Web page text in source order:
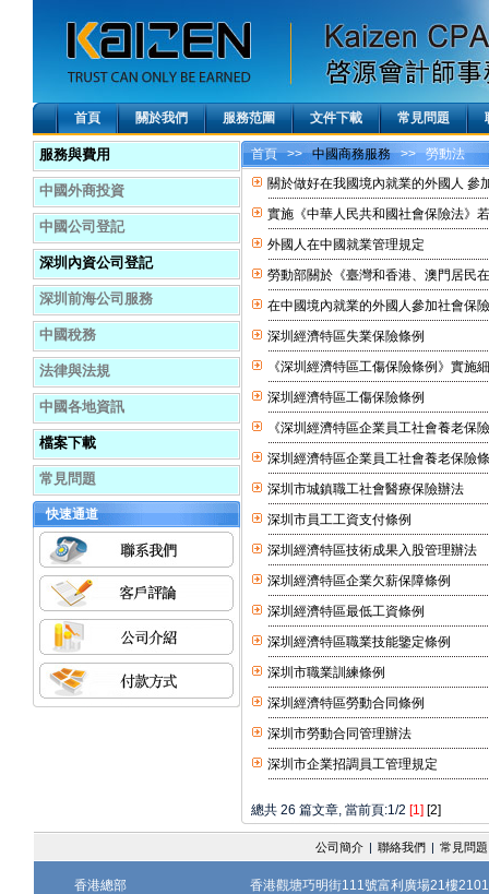
首頁 關於我們 服務范圍 文件下載 常見問題
服務與費用
中國外商投資
中國公司登記
深圳內資公司登記
深圳前海公司服務
中國稅務
法律與法規
中國各地資訊
檔案下載
常見問題
快速通道
首頁>>中國商務服務>> 勞動法
關於做好在我國境內就業的外國人 參
實施《中華人民共和國社會保險法》
外國人在中國就業管理規定
勞動部關於《臺灣和香港、澳門居民
在中國境內就業的外國人參加社會保
深圳經濟特區失業保險條例
《深圳經濟特區工傷保險條例》實施
深圳經濟特區工傷保險條例
《深圳經濟特區企業員工社會養老保
深圳經濟特區企業員工社會養老保險
深圳市城鎮職工社會醫療保險辦法
深圳市員工工資支付條例
深圳經濟特區技術成果入股管理辦法
深圳經濟特區企業欠薪保障條例
深圳經濟特區最低工資條例
深圳經濟特區職業技能鑒定條例
深圳市職業訓練條例
深圳經濟特區勞動合同條例
深圳市勞動合同管理辦法
深圳市企業招調員工管理規定
總共 26 篇文章, 當前頁:1/2 [1] [2]
公司簡介 | 聯絡我們 | 常見問題
香港總部
香港觀塘巧明街111號富利廣場21樓